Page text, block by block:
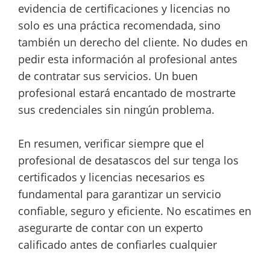
evidencia de certificaciones y licencias no
solo es una práctica recomendada, sino
también un derecho del cliente. No dudes en
pedir esta información al profesional antes
de contratar sus servicios. Un buen
profesional estará encantado de mostrarte
sus credenciales sin ningún problema.
En resumen, verificar siempre que el
profesional de desatascos del sur tenga los
certificados y licencias necesarios es
fundamental para garantizar un servicio
confiable, seguro y eficiente. No escatimes en
asegurarte de contar con un experto
calificado antes de confiarles cualquier